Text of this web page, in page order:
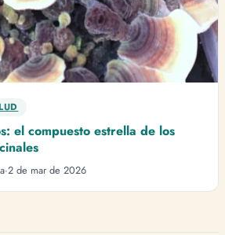
el compuesto estrella de los
·2 de mar de 2026